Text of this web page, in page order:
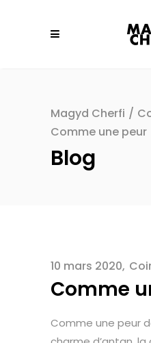
Magyd Cherfi /
Comme une peur
Blog
10 mars 2020
Comme
Comme une peur